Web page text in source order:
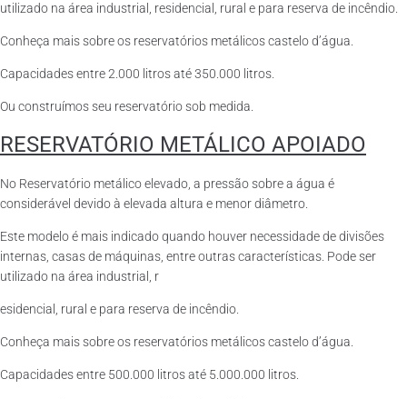
utilizado na área industrial, residencial, rural e para reserva de incêndio.
Conheça mais sobre os reservatórios metálicos castelo d’água.
Capacidades entre 2.000 litros até 350.000 litros.
Ou construímos seu reservatório sob medida.
RESERVATÓRIO METÁLICO APOIADO
No Reservatório metálico elevado, a pressão sobre a água é
considerável devido à elevada altura e menor diâmetro.
Este modelo é mais indicado quando houver necessidade de divisões
internas, casas de máquinas, entre outras características. Pode ser
utilizado na área industrial, r
esidencial, rural e para reserva de incêndio.
Conheça mais sobre os reservatórios metálicos castelo d’água.
Capacidades entre 500.000 litros até 5.000.000 litros.